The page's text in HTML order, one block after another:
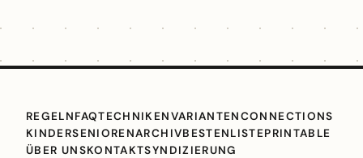
REGELNFAQTECHNIKENVARIANTENCONNECTIONS
KINDERSENIORENARCHIVBESTENLISTEPRINTABLE
ÜBER UNSKONTAKTSYNDIZIERUNG